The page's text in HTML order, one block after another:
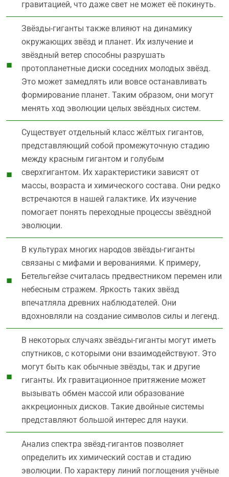
гравитацией, что даже свет не может её покинуть.
Звёзды-гиганты также влияют на динамику
окружающих звёзд и планет. Их излучение и
звёздный ветер способны разрушать
протопланетные диски соседних молодых звёзд.
Это может замедлять или вовсе останавливать
формирование планет. Таким образом, они могут
менять ход эволюции целых звёздных систем.
Существует отдельный класс жёлтых гигантов,
представляющий собой промежуточную стадию
между красным гигантом и голубым
сверхгигантом. Их характеристики зависят от
массы, возраста и химического состава. Они редко
встречаются в нашей галактике. Их изучение
помогает понять переходные процессы звёздной
эволюции.
В культурах многих народов звёзды-гиганты
связаны с мифами и верованиями. К примеру,
Бетельгейзе считалась предвестником перемен или
небесным стражем. Яркость таких звёзд
впечатляла древних наблюдателей. Они
вдохновляли на создание символов силы и легенд.
В некоторых случаях звёзды-гиганты могут иметь
спутников, с которыми они взаимодействуют. Это
могут быть как обычные звёзды, так и другие
гиганты. Их гравитационное притяжение может
вызывать обмен массой или образование
аккреционных дисков. Такие двойные системы
представляют большой интерес для науки.
Анализ спектра звёзд-гигантов позволяет
определить их химический состав и стадию
эволюции. По характеру линий поглощения учёные